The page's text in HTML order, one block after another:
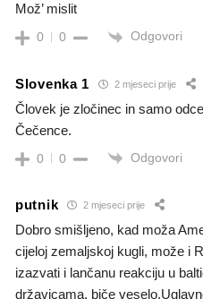
Mož’ mislit
0 0 Odgovori
Slovenka 1 2 mjeseci prije
Človek je zločinec in samo
Čečence.
0 0 Odgovori
putnik 2 mjeseci prije
Dobro smišljeno, kad moža
cijeloj zemaljskoj kugli, može i
izazvati i lančanu reakciju u
državicama, biče